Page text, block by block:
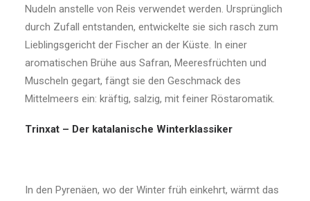
Nudeln anstelle von Reis verwendet werden. Ursprünglich
durch Zufall entstanden, entwickelte sie sich rasch zum
Lieblingsgericht der Fischer an der Küste. In einer
aromatischen Brühe aus Safran, Meeresfrüchten und
Muscheln gegart, fängt sie den Geschmack des
Mittelmeers ein: kräftig, salzig, mit feiner Röstaromatik.
Trinxat – Der katalanische Winterklassiker
In den Pyrenäen, wo der Winter früh einkehrt, wärmt das